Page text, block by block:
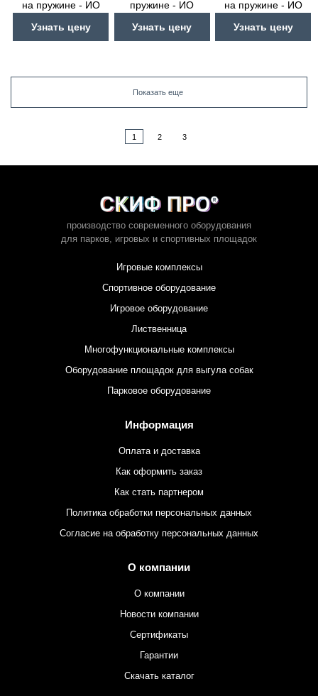
на пружине - ИО
Узнать цену
пружине - ИО
Узнать цену
на пружине - ИО
Узнать цену
Показать еще
1 2 3
производство современного оборудования
для парков, игровых и спортивных площадок
Игровые комплексы
Спортивное оборудование
Игровое оборудование
Лиственница
Многофункциональные комплексы
Оборудование площадок для выгула собак
Парковое оборудование
Информация
Оплата и доставка
Как оформить заказ
Как стать партнером
Политика обработки персональных данных
Согласие на обработку персональных данных
О компании
О компании
Новости компании
Сертификаты
Гарантии
Скачать каталог